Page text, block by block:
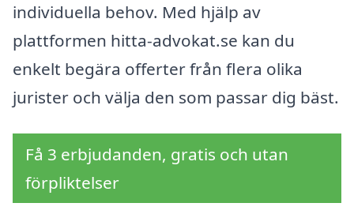
individuella behov. Med hjälp av
plattformen hitta-advokat.se kan du
enkelt begära offerter från flera olika
jurister och välja den som passar dig bäst.
Få 3 erbjudanden, gratis och utan
förpliktelser